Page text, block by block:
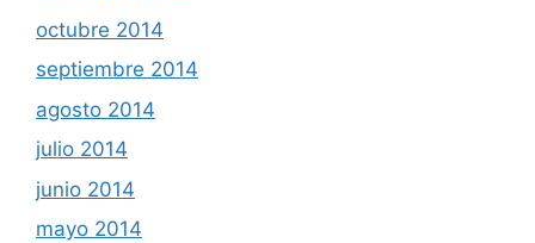
octubre 2014
septiembre 2014
agosto 2014
julio 2014
junio 2014
mayo 2014